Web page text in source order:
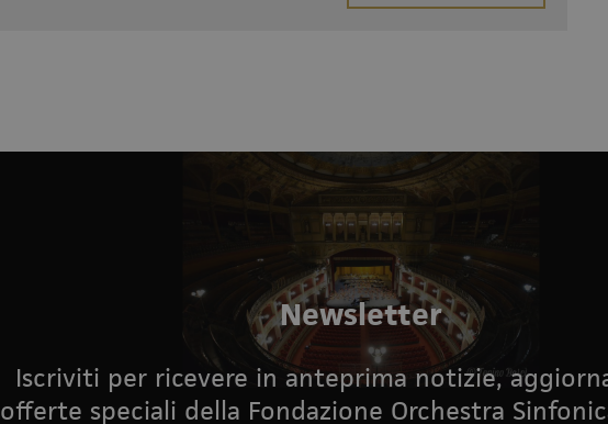
Newsletter
Iscriviti per ricevere in anteprima notizie,
offerte speciali della Fondazione Orchestra